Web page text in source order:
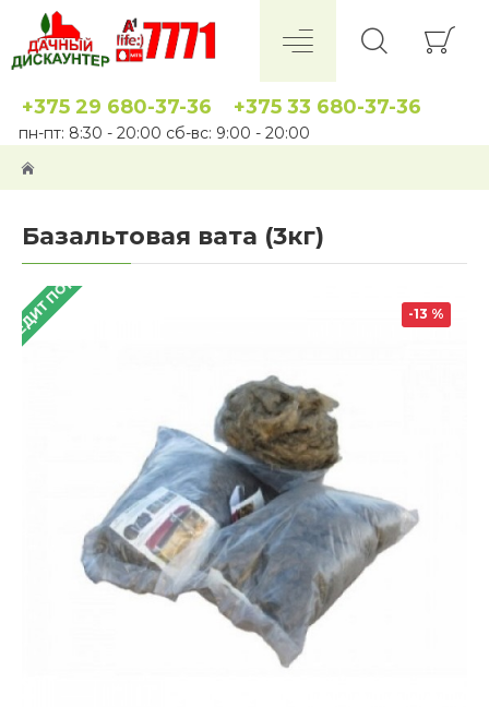
+375 29 680-37-36 +375 33 680-37-36
пн-пт: 8:30 - 20:00 сб-вс: 9:00 - 20:00
Базальтовая вата (3кг)
ПОД 4% -13 %